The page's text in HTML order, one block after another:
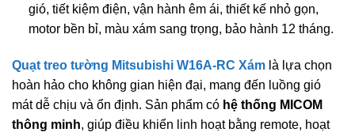
gió, tiết kiệm điện, vận hành êm ái, thiết kế nhỏ gọn,
motor bền bỉ, màu xám sang trọng, bảo hành 12 tháng.
Quạt treo tường Mitsubishi W16A-RC Xám là lựa chọn
hoàn hảo cho không gian hiện đại, mang đến luồng gió
mát dễ chịu và ổn định. Sản phẩm có hệ thống MICOM
thông minh, giúp điều khiển linh hoạt bằng remote, hoạt